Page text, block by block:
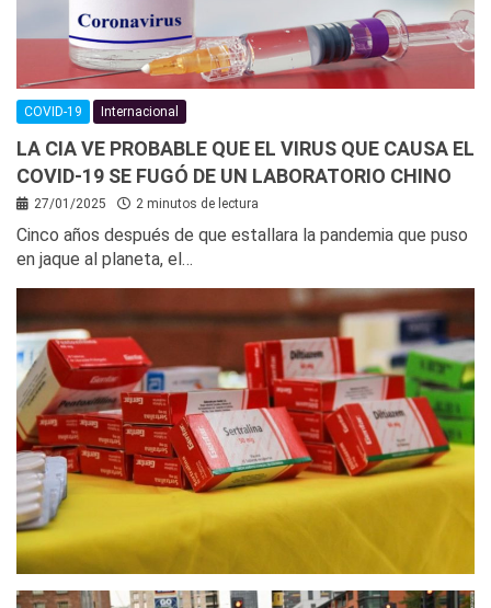
COVID-19 Internacional
LA CIA VE PROBABLE QUE EL VIRUS QUE CAUSA EL
COVID-19 SE FUGÓ DE UN LABORATORIO CHINO
27/01/2025 2 minutos de lectura
Cinco años después de que estallara la pandemia que puso
en jaque al planeta, el…